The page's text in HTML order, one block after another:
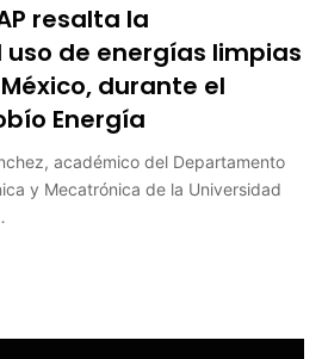
resalta la
de energías limpias
durante el
Energía
académico del Departamento
y Mecatrónica de la Universidad